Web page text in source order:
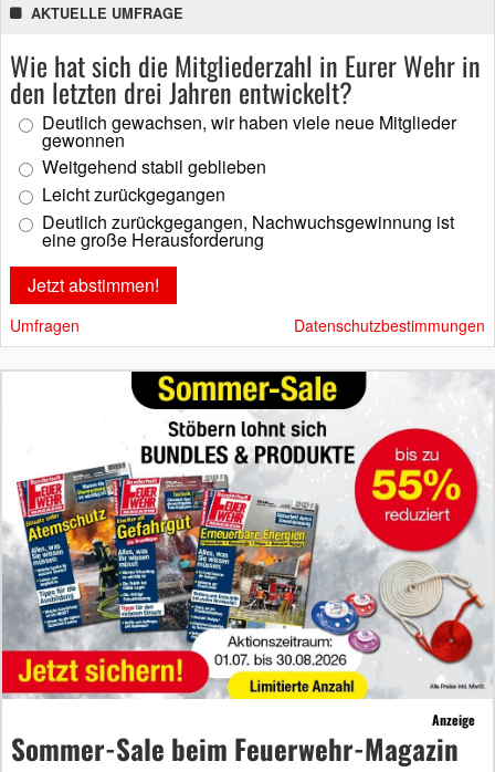
AKTUELLE UMFRAGE
Wie hat sich die Mitgliederzahl in Eurer Wehr in
den letzten drei Jahren entwickelt?
Deutlich gewachsen, wir haben viele neue Mitglieder
gewonnen
Weitgehend stabil geblieben
Leicht zurückgegangen
Deutlich zurückgegangen, Nachwuchsgewinnung ist
eine große Herausforderung
Umfragen Datenschutzbestimmungen
Anzeige
Sommer-Sale beim Feuerwehr-Magazin